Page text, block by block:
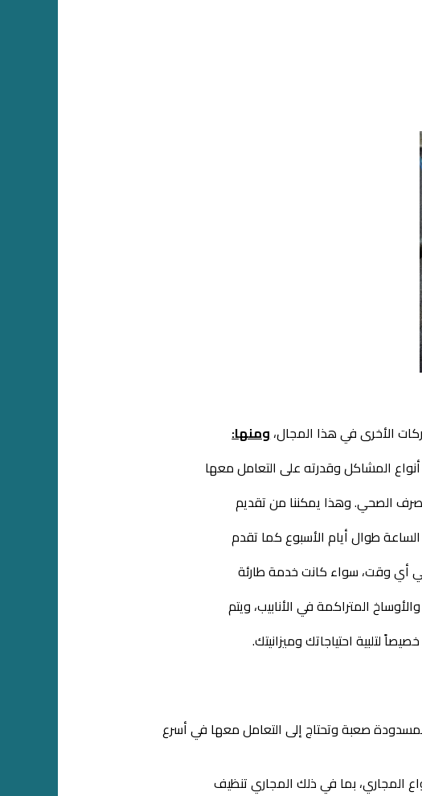
الأخرى في هذا المجال،ومنها:
المشاكل وقدرته على التعامل معها
الصحي. وهذا يمكننا من تقديم
طوال أيام الأسبوع كما تقدم
في أي وقت، سواء كانت خدمة طارئة
المتراكمة في الأنابيب، ويتم
لتلبية احتياجاتك وميزانيتك.
صعبة وتحتاج إلى التعامل معها في أسرع
المجاري، بما في ذلك المجاري تنظيف